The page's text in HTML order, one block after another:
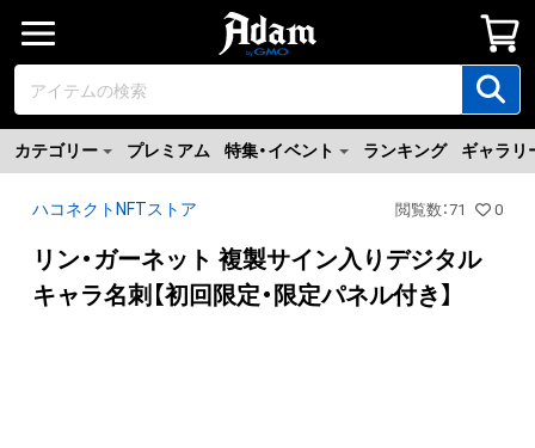
カテゴリー プレミアム 特集・イベント ランキング ギャラリ
ハコネクトNFTストア 閲覧数 ：71 0
リン・ガーネット 複製サイン入りデジタル
キャラ名刺【初回限定・限定パネル付き】